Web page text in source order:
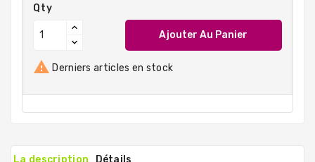
Qty
Ajouter Au Panier
 Derniers articles en stock
La description Détails